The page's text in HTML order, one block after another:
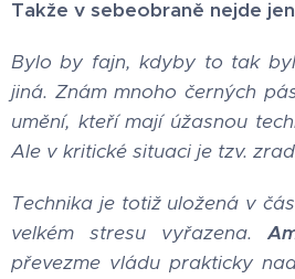
Takže v sebeobraně nejde
Bylo by fajn, kdyby to tak
jiná. Znám mnoho černých
umění, kteří mají úžasnou
Ale v kritické situaci je tzv.
Technika je totiž uložená v
velkém stresu vyřazena.
převezme vládu prakticky